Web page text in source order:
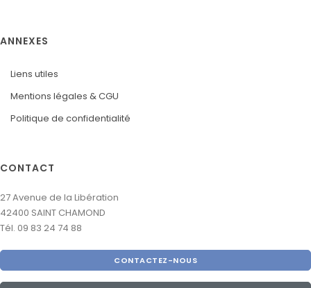
ANNEXES
Liens utiles
Mentions légales & CGU
Politique de confidentialité
CONTACT
27 Avenue de la Libération
42400 SAINT CHAMOND
Tél. 09 83 24 74 88
CONTACTEZ-NOUS